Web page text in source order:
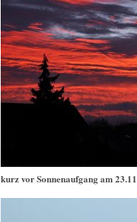
kurz vor Sonnenaufgang am